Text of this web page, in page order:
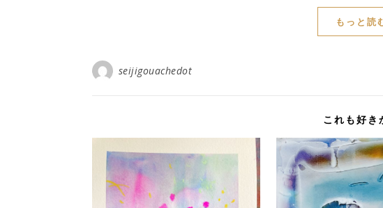
もっと読
seijigouachedot
これも好き